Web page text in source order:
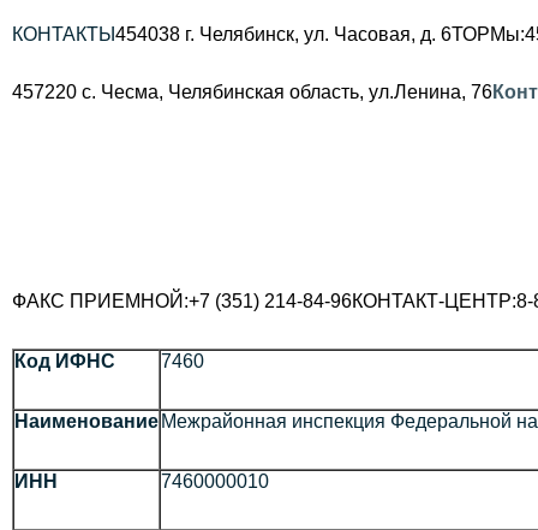
КОНТАКТЫ 454038 г. Челябинск, ул. Часовая, д. 6ТОРМы:
457220 с. Чесма, Челябинская область, ул.Ленина, 76
ФАКС ПРИЕМНОЙ:+7 (351) 214-84-96КОНТАКТ-ЦЕНТР:8-
Код ИФНС 7460
Наименование Межрайонная инспекция Федеральной
ИНН 7460000010